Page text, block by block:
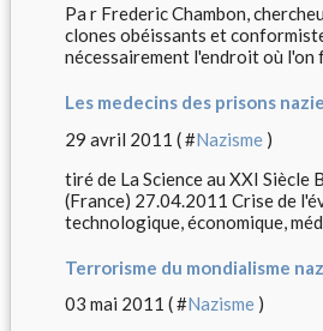
Pa r Frederic Chambon,
clones obéissants et
nécessairement l'endroit où l'on
Les medecins des prisons
29 avril 2011 ( #Nazisme )
tiré de La Science au XXI
(France) 27.04.2011 Crise de
technologique, économique,
Terrorisme du mondialisme
03 mai 2011 ( #Nazisme )